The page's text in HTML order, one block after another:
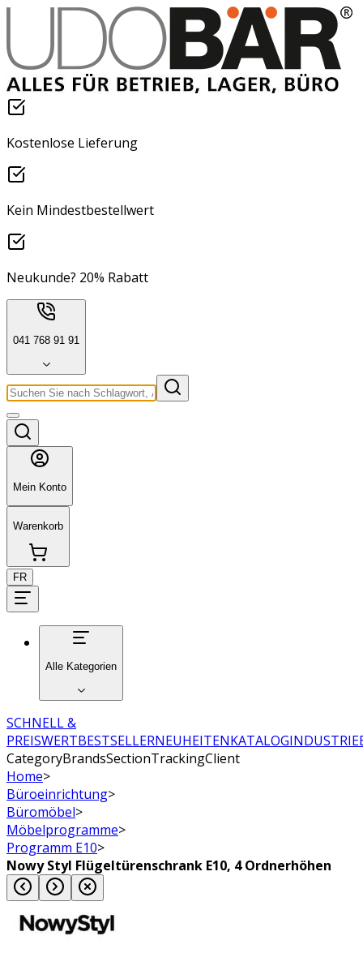
Kostenlose Lieferung
Kein Mindestbestellwert
Neukunde? 20% Rabatt
041 768 91 91
Mein Konto
Warenkorb
FR
Alle Kategorien
SCHNELL &
PREISWERTBESTSELLERNEUHEITENKATALOG
CategoryBrandsSectionTrackingClient
Home>
Büroeinrichtung>
Büromöbel>
Möbelprogramme>
Programm E10>
Nowy Styl Flügeltürenschrank E10, 4 Ordnerhöhen